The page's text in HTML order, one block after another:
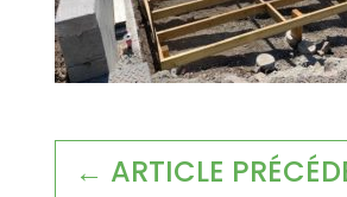
← ARTICLE